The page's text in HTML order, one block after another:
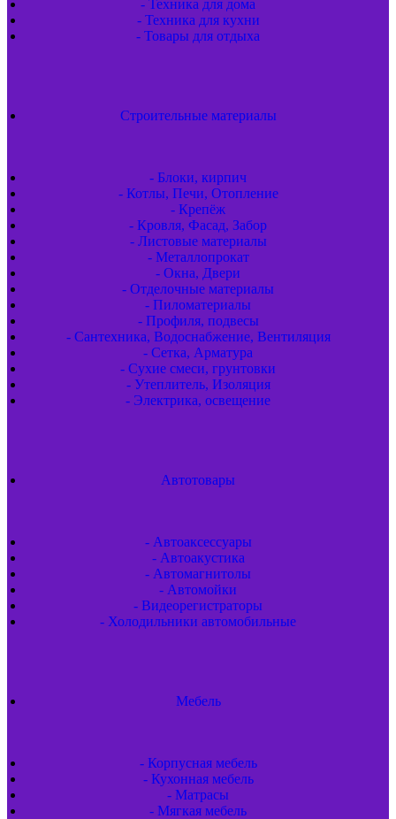
- Техника для дома
- Техника для кухни
- Товары для отдыха
Строительные материалы
- Блоки, кирпич
- Котлы, Печи, Отопление
- Крепёж
- Кровля, Фасад, Забор
- Листовые материалы
- Металлопрокат
- Окна, Двери
- Отделочные материалы
- Пиломатериалы
- Профиля, подвесы
- Сантехника, Водоснабжение, Вентиляция
- Сетка, Арматура
- Сухие смеси, грунтовки
- Утеплитель, Изоляция
- Электрика, освещение
Автотовары
- Автоаксессуары
- Автоакустика
- Автомагнитолы
- Автомойки
- Видеорегистраторы
- Холодильники автомобильные
Мебель
- Корпусная мебель
- Кухонная мебель
- Матрасы
- Мягкая мебель